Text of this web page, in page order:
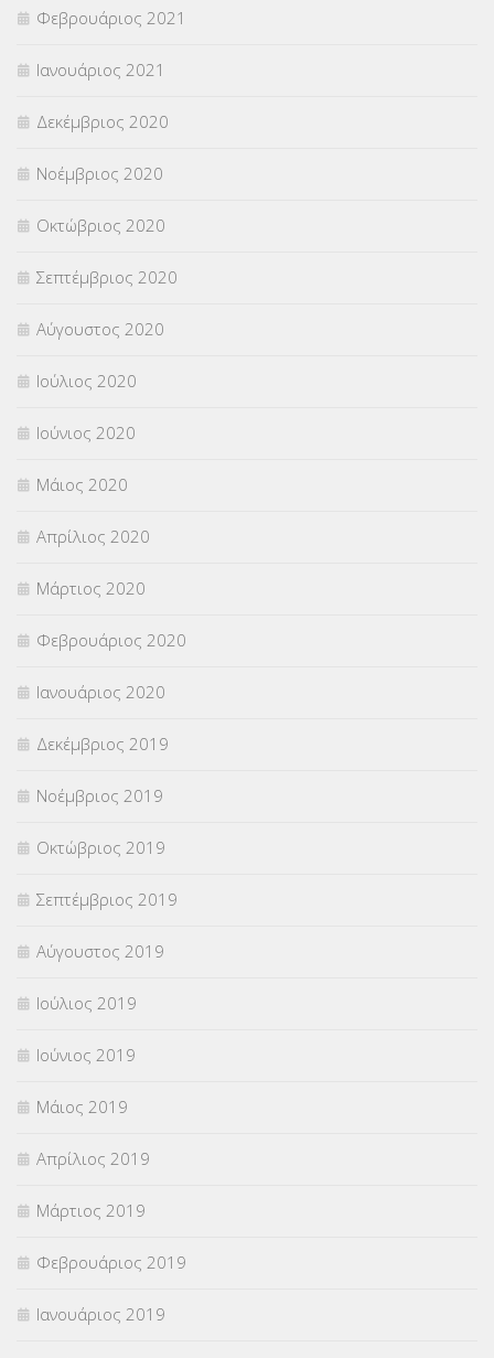
Φεβρουάριος 2021
Ιανουάριος 2021
Δεκέμβριος 2020
Νοέμβριος 2020
Οκτώβριος 2020
Σεπτέμβριος 2020
Αύγουστος 2020
Ιούλιος 2020
Ιούνιος 2020
Μάιος 2020
Απρίλιος 2020
Μάρτιος 2020
Φεβρουάριος 2020
Ιανουάριος 2020
Δεκέμβριος 2019
Νοέμβριος 2019
Οκτώβριος 2019
Σεπτέμβριος 2019
Αύγουστος 2019
Ιούλιος 2019
Ιούνιος 2019
Μάιος 2019
Απρίλιος 2019
Μάρτιος 2019
Φεβρουάριος 2019
Ιανουάριος 2019